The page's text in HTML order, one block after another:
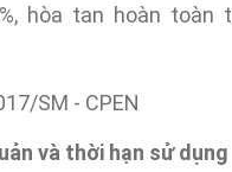
hòa tan hoàn toàn
SM - CPEN
và thời hạn sử dụng